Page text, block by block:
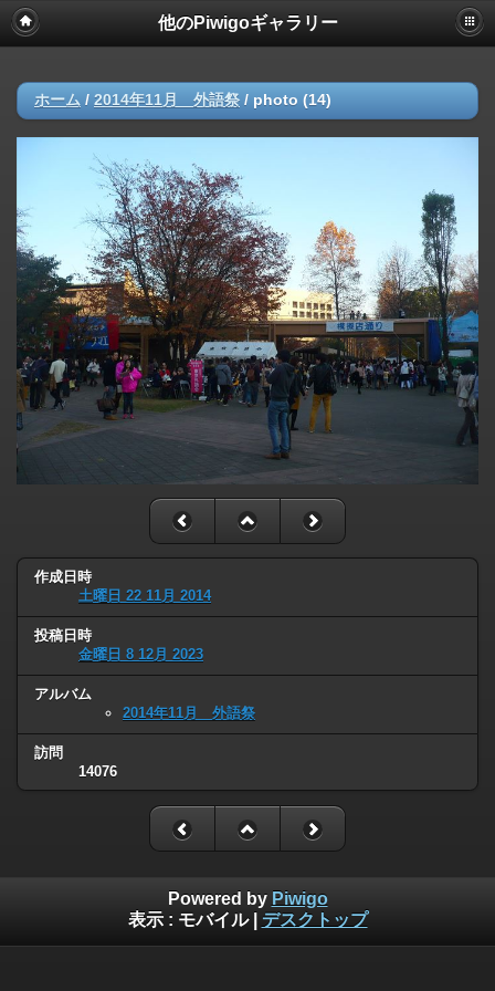
他のPiwigoギャラリー
ホーム / 2014年11月 外語祭 / photo (14)
作成日時
土曜日 22 11月 2014
投稿日時
金曜日 8 12月 2023
アルバム
2014年11月 外語祭
訪問
14076
Powered by Piwigo
表示 : モバイル| デスクトップ